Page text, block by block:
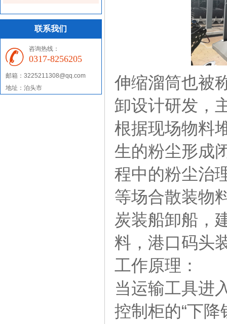
联系我们
咨询热线：
0317-8256205
邮箱：3225211308@qq.com
地址：泊头市
伸缩溜筒也被
卸设计研发，
根据现场物料
生的粉尘形成
程中的粉尘治
等场合散装物
炭装船卸船，
料，港口码头
工作原理：
当运输工具进
控制柜的“下